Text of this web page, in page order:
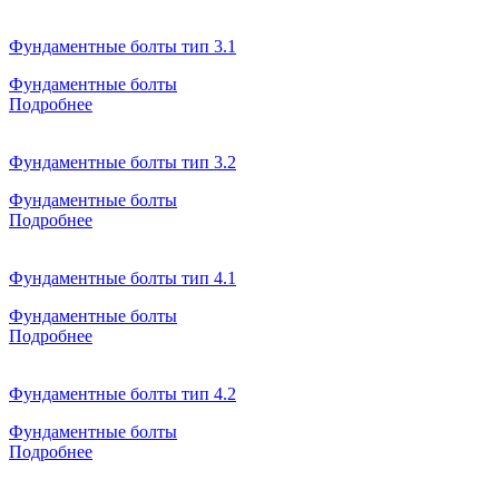
Фундаментные болты тип 3.1
Фундаментные болты
Подробнее
Фундаментные болты тип 3.2
Фундаментные болты
Подробнее
Фундаментные болты тип 4.1
Фундаментные болты
Подробнее
Фундаментные болты тип 4.2
Фундаментные болты
Подробнее